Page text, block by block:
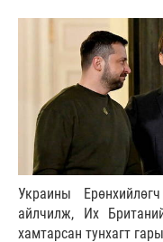
Украины
айлчилж, Их
хамтарсан тунхагт